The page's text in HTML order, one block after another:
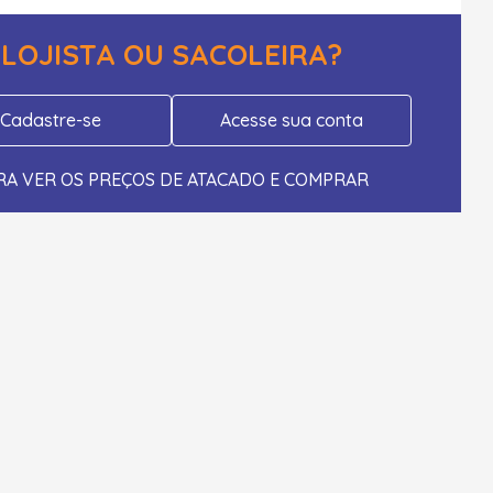
LOJISTA OU SACOLEIRA?
Cadastre-se Acesse sua conta
VER OS PREÇOS DE ATACADO E COMPRAR